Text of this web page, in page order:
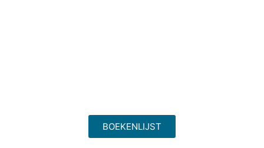
BOEKENLIJST